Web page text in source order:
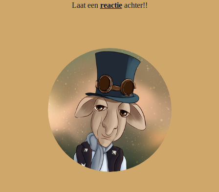
Laat een reactieachter!!